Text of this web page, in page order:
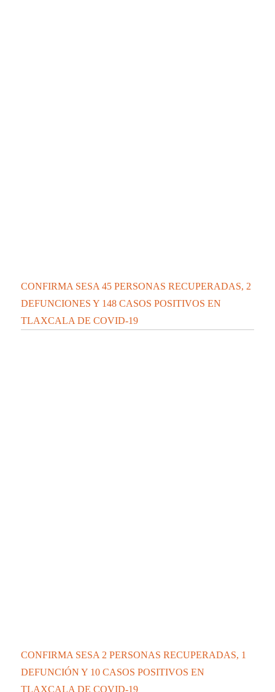
CONFIRMA SESA 45 PERSONAS RECUPERADAS, 2
DEFUNCIONES Y 148 CASOS POSITIVOS EN
TLAXCALA DE COVID-19
CONFIRMA SESA 2 PERSONAS RECUPERADAS, 1
DEFUNCIÓN Y 10 CASOS POSITIVOS EN
TLAXCALA DE COVID-19